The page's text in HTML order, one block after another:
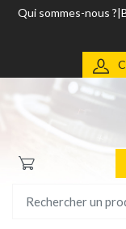
Qui sommes-nous ?